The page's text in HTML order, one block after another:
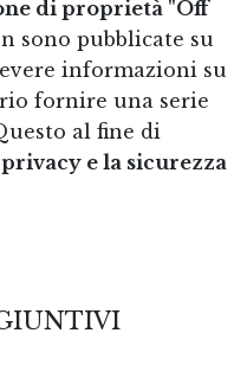
di proprietà "Off
sono pubblicate su
informazioni su
fornire una serie
al fine di
privacy e la sicurezza